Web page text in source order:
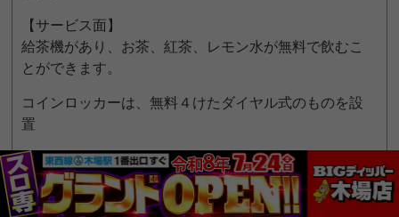
【サービス面】
給茶機があり、お茶、紅茶、レモン水が無料で飲むこ
とができます。
コインロッカーは、無料４けたダイヤル式のものを設
置
【応対】
かなりぶっきらぼう。
あいさつなど一切なし。